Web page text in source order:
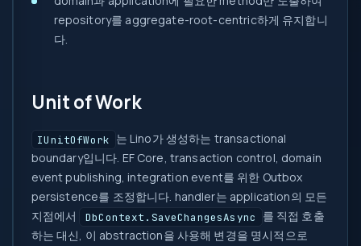
repository를 aggregate-root-centric하게 유지합니
다.
Unit of Work
IUnitOfWork 는 Lino가 생성하는 transactional
boundary입니다. EF Core, transaction control, domain
event publishing, integration event를 위한 Outbox
persistence를 조정합니다. handler는 application의 모든
지점에서
DbContext.SaveChangesAsync
를 직접 호출
하는 대신, 이 abstraction을 사용해 변경을 명시적으로